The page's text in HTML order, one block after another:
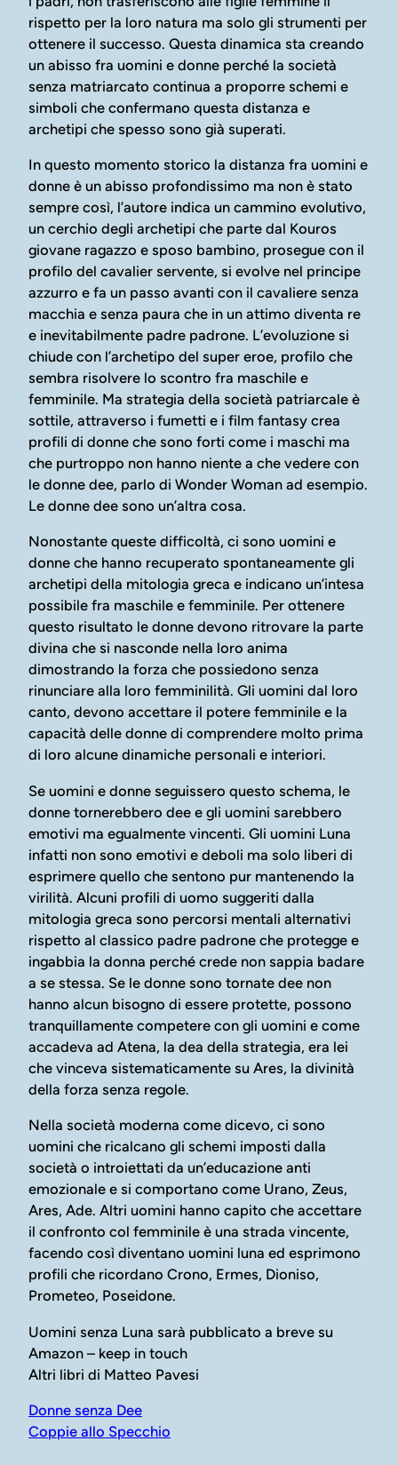
rispetto per la loro natura ma solo gli strumenti per
ottenere il successo. Questa dinamica sta creando
un abisso fra uomini e donne perché la società
senza matriarcato continua a proporre schemi e
simboli che confermano questa distanza e
archetipi che spesso sono già superati.
In questo momento storico la distanza fra uomini e
donne è un abisso profondissimo ma non è stato
sempre così, l’autore indica un cammino evolutivo,
un cerchio degli archetipi che parte dal Kouros
giovane ragazzo e sposo bambino, prosegue con il
profilo del cavalier servente, si evolve nel principe
azzurro e fa un passo avanti con il cavaliere senza
macchia e senza paura che in un attimo diventa re
e inevitabilmente padre padrone. L’evoluzione si
chiude con l’archetipo del super eroe, profilo che
sembra risolvere lo scontro fra maschile e
femminile. Ma strategia della società patriarcale è
sottile, attraverso i fumetti e i film fantasy crea
profili di donne che sono forti come i maschi ma
che purtroppo non hanno niente a che vedere con
le donne dee, parlo di Wonder Woman ad esempio.
Le donne dee sono un’altra cosa.
Nonostante queste difficoltà, ci sono uomini e
donne che hanno recuperato spontaneamente gli
archetipi della mitologia greca e indicano un’intesa
possibile fra maschile e femminile. Per ottenere
questo risultato le donne devono ritrovare la parte
divina che si nasconde nella loro anima
dimostrando la forza che possiedono senza
rinunciare alla loro femminilità. Gli uomini dal loro
canto, devono accettare il potere femminile e la
capacità delle donne di comprendere molto prima
di loro alcune dinamiche personali e interiori.
Se uomini e donne seguissero questo schema, le
donne tornerebbero dee e gli uomini sarebbero
emotivi ma egualmente vincenti. Gli uomini Luna
infatti non sono emotivi e deboli ma solo liberi di
esprimere quello che sentono pur mantenendo la
virilità. Alcuni profili di uomo suggeriti dalla
mitologia greca sono percorsi mentali alternativi
rispetto al classico padre padrone che protegge e
ingabbia la donna perché crede non sappia badare
a se stessa. Se le donne sono tornate dee non
hanno alcun bisogno di essere protette, possono
tranquillamente competere con gli uomini e come
accadeva ad Atena, la dea della strategia, era lei
che vinceva sistematicamente su Ares, la divinità
della forza senza regole.
Nella società moderna come dicevo, ci sono
uomini che ricalcano gli schemi imposti dalla
società o introiettati da un’educazione anti
emozionale e si comportano come Urano, Zeus,
Ares, Ade. Altri uomini hanno capito che accettare
il confronto col femminile è una strada vincente,
facendo così diventano uomini luna ed esprimono
profili che ricordano Crono, Ermes, Dioniso,
Prometeo, Poseidone.
Uomini senza Luna sarà pubblicato a breve su
Amazon – keep in touch
Altri libri di Matteo Pavesi
Donne senza Dee
Coppie allo Specchio